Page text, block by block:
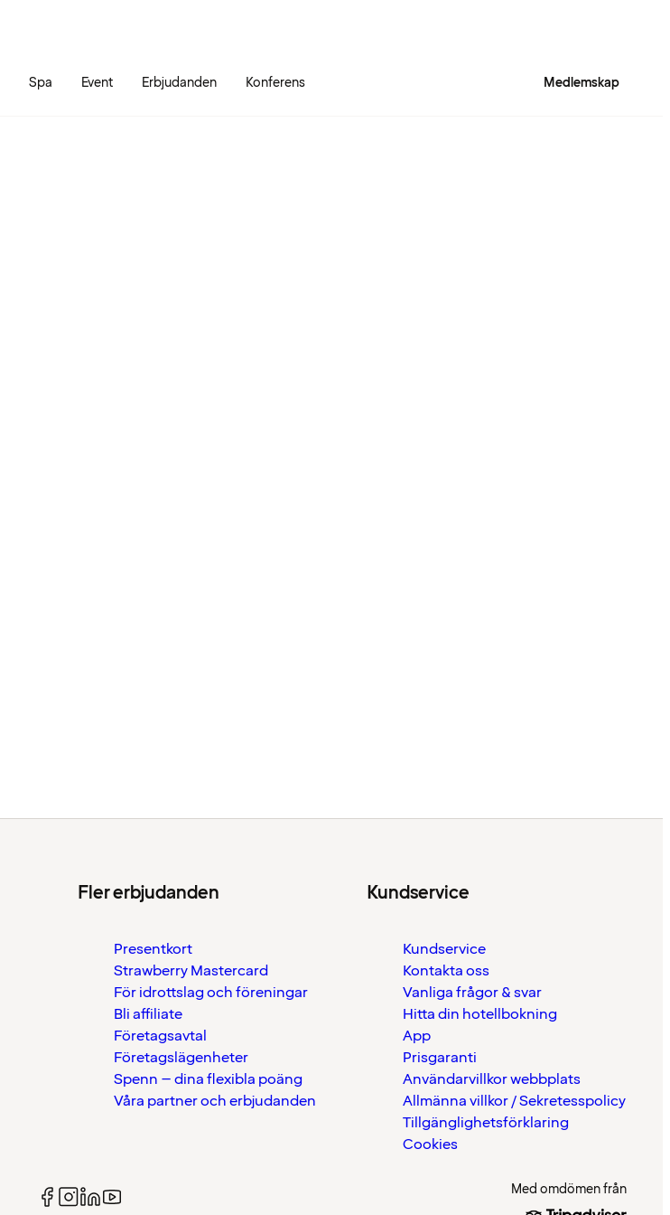
Spa Event Erbjudanden Konferens Medlemskap
Fler erbjudanden
Presentkort
Strawberry Mastercard
För idrottslag och föreningar
Bli affiliate
Företagsavtal
Företagslägenheter
Spenn – dina flexibla poäng
Våra partner och erbjudanden
Kundservice
Kundservice
Kontakta oss
Vanliga frågor & svar
Hitta din hotellbokning
App
Prisgaranti
Användarvillkor webbplats
Allmänna villkor / Sekretesspolicy
Tillgänglighetsförklaring
Cookies
Med omdömen från